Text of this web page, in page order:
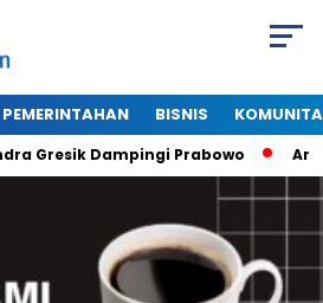
PEMERINTAHAN BISNIS
Gresik Dampingi Prabowo